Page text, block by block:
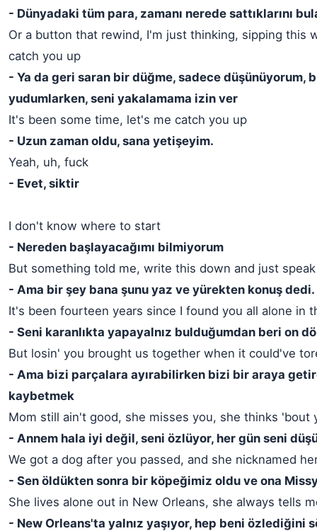
- Dünyadaki tüm para, zamanı nerede sattıklarını
Or a button that rewind, I'm just thinking, sipping this
catch you up
- Ya da geri saran bir düğme, sadece düşünüyorum,
yudumlarken, seni yakalamama izin ver
It's been some time, let's me catch you up
- Uzun zaman oldu, sana yetişeyim.
Yeah, uh, fuck
- Evet, siktir
I don't know where to start
- Nereden başlayacağımı bilmiyorum
But something told me, write this down and just
- Ama bir şey bana şunu yaz ve yürekten konuş dedi.
It's been fourteen years since I found you all alone in
- Seni karanlıkta yapayalnız bulduğumdan beri on
But losin' you brought us together when it could've
- Ama bizi parçalara ayırabilirken bizi bir araya
kaybetmek
Mom still ain't good, she misses you, she thinks 'bout
- Annem hala iyi değil, seni özlüyor, her gün seni
We got a dog after you passed, and she nicknamed
- Sen öldükten sonra bir köpeğimiz oldu ve ona Missy
She lives alone out in New Orleans, she always tells
- New Orleans'ta yalnız yaşıyor, hep beni özlediğini